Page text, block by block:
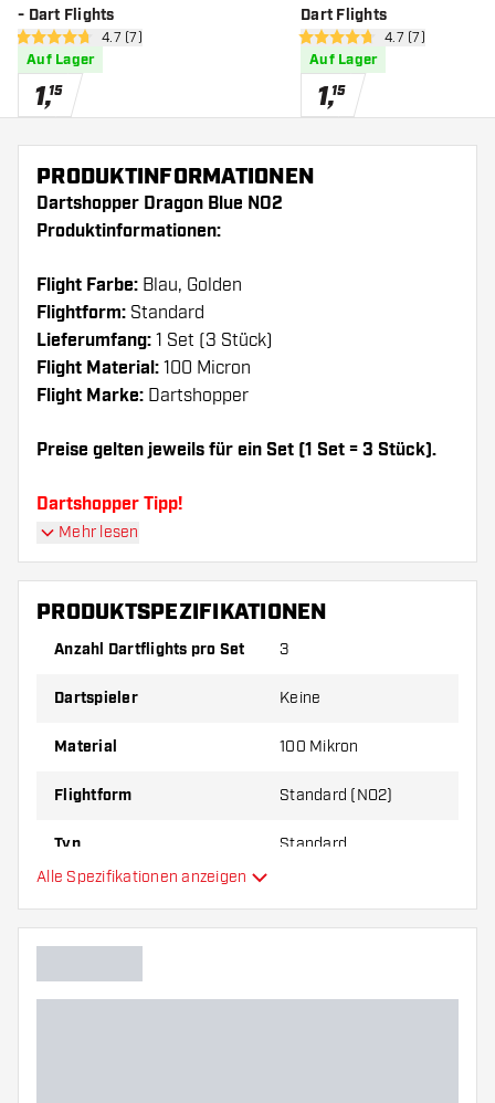
- Dart Flights
Bewertungsbereich öffnen
4.7 Bewertungssterne
4.7 (7)
Auf Lager
1,15
Dart Flights
4.7 Bewertungssterne
4.7 (7)
Auf Lager
1,15
PRODUKTINFORMATIONEN
Dartshopper Dragon Blue NO2
Produktinformationen:
Flight Farbe: Blau, Golden
Flightform: Standard
Lieferumfang: 1 Set (3 Stück)
Flight Material: 100 Micron
Flight Marke: Dartshopper
Preise gelten jeweils für ein Set (1 Set = 3 Stück).
Dartshopper Tipp!
Sorgen Sie für genügend Ersatz Flights und
abnutzen oder brechen.
Material oder eine andere Dicke der Flights aus,
um herauszufinden, welche Variante am besten
Mehr lesen
PRODUKTSPEZIFIKATIONEN
Anzahl Dartflights pro Set 3
Dartspieler Keine
Material 100 Mikron
Flightform Standard (NO2)
Typ Standard
Zusätzliche Farben
Alle Spezifikationen anzeigen